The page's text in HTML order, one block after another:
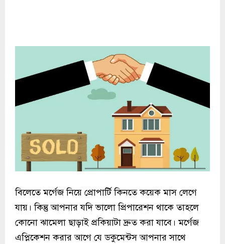
বিলেতে মর্গেজ নিয়ে প্রোপার্টি কিনতে কয়েক মাস লেগে
যায়। কিন্তু আপনার যদি ভালো প্রিপারেশন থাকে তাহলে
কোনো ঝামেলা ছাড়াই প্রকিয়াটা দ্রুত করা যাবে। মর্গেজ
এপ্লিকেশন করার আগে যে ডকুমেন্টস আপনার সাথে